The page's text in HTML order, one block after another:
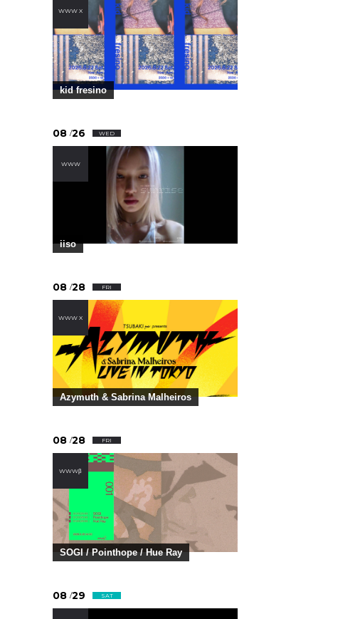
WWW X
kid fresino
08 /26 WED
WWW
iiso
08 /28 FRI
WWW X
Azymuth & Sabrina Malheiros
08 /28 FRI
WWWβ
SOGI / Pointhope / Hue Ray
08 /29 SAT